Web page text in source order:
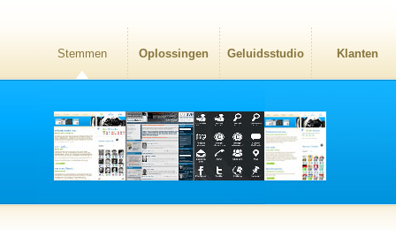
Stemmen Oplossingen Geluidsstudio Klanten